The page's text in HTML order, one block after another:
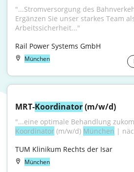
"...Strom­versorgung des
Ergänzen Sie unser starkes Team
Arbeitssicherheit..."
Rail Power Systems GmbH
München
MRT-Koordinator (m/w/d)
"...eine optimale Behandlung
Koordinator (m/w/d) München |
TUM Klinikum Rechts der Isar
München